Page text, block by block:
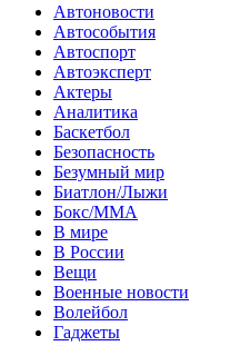
Автоновости
Автособытия
Автоспорт
Автоэксперт
Актеры
Аналитика
Баскетбол
Безопасность
Безумный мир
Биатлон/Лыжи
Бокс/MMA
В мире
В России
Вещи
Военные новости
Волейбол
Гаджеты